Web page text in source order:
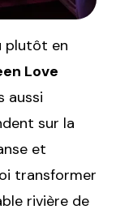
plutôt en
Love
aussi
sur la
et
transformer
rivière de